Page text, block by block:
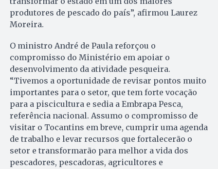
produtores de pescado do país”, afirmou Laurez
Moreira.
O ministro André de Paula reforçou o
compromisso do Ministério em apoiar o
desenvolvimento da atividade pesqueira.
“Tivemos a oportunidade de revisar pontos muito
importantes para o setor, que tem forte vocação
para a piscicultura e sedia a Embrapa Pesca,
referência nacional. Assumo o compromisso de
visitar o Tocantins em breve, cumprir uma agenda
de trabalho e levar recursos que fortalecerão o
setor e transformarão para melhor a vida dos
pescadores, pescadoras, agricultores e